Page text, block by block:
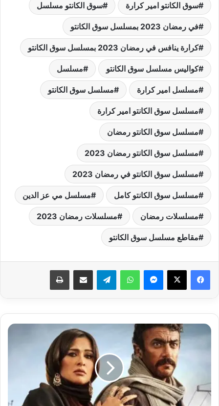
سوق الكانتو امير كرارة سوق الكانتو مسلسل
في رمضان 2023 بمسلسل سوق الكانتو
كرارة ينافس في رمضان 2023 بمسلسل سوق الكانتو
كواليس مسلسل سوق الكانتو مسلسل
مسلسل امير كرارة مسلسل سوق الكانتو
مسلسل سوق الكانتو امير كرارة
مسلسل سوق الكانتو رمضان
مسلسل سوق الكانتو رمضان 2023
مسلسل سوق الكانتو في رمضان 2023
مسلسل سوق الكانتو كامل مسلسل مي عز الدين
مسلسلات رمضان مسلسلات رمضان 2023
مقاطع مسلسل سوق الكانتو
فيسبوك ‫X ماسنجر واتساب تيلقرام مشاركة عبر البريد طباعة
مسلسل
ضرب
تكشف
"عمل"